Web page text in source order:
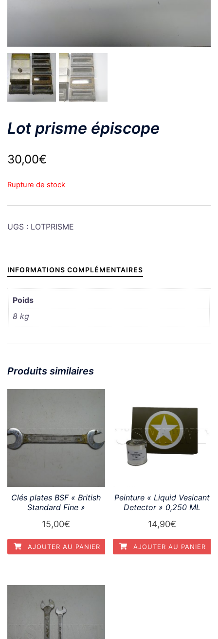
Lot prisme épiscope
30,00€
Rupture de stock
UGS : LOTPRISME
INFORMATIONS COMPLÉMENTAIRES
Poids
8 kg
Produits similaires
Clés plates BSF « British
Standard Fine »
15,00€
AJOUTER AU PANIER
Peinture « Liquid Vesicant
Detector » 0,250 ML
14,90€
AJOUTER AU PANIER